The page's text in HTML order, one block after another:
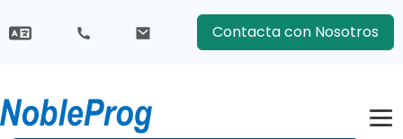
Contacta con Nosotros